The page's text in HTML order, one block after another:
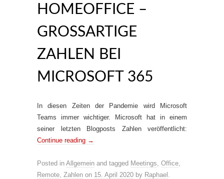
HOMEOFFICE –
GROSSARTIGE Z
AHLEN BEI M
ICROSOFT 365
In diesen Zeiten der Pandemie wird Microsoft
Teams immer wichtiger. Microsoft hat in einem
seiner letzten Blogposts Zahlen veröffentlicht:
Continue reading →
Posted in Allgemein and tagged Meetings, Office,
Remote, Zahlen on 15. April 2020 by Raphael .